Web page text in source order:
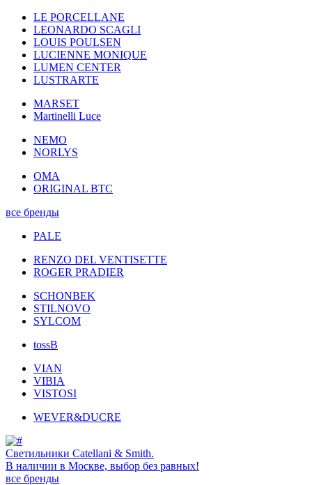
LE PORCELLANE
LEONARDO SCAGLI
LOUIS POULSEN
LUCIENNE MONIQUE
LUMEN CENTER
LUSTRARTE
MARSET
Martinelli Luce
NEMO
NORLYS
OMA
ORIGINAL BTC
все бренды
PALE
RENZO DEL VENTISETTE
ROGER PRADIER
SCHONBEK
STILNOVO
SYLCOM
tossB
VIAN
VIBIA
VISTOSI
WEVER&DUCRE
Светильники Catellani & Smith.
В наличии в Москве, выбор без равных!
все бренды